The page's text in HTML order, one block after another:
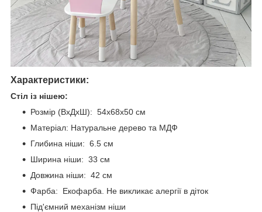
Характеристики:
Стіл із нішею:
Розмір (ВхДхШ): 54х68х50 см
Матеріал: Натуральне дерево та МДФ
Глибина ніши: 6.5 см
Ширина ніши: 33 см
Довжина ніши: 42 см
Фарба: Екофарба. Не викликає алергії в діток
Під'ємний механізм ніши